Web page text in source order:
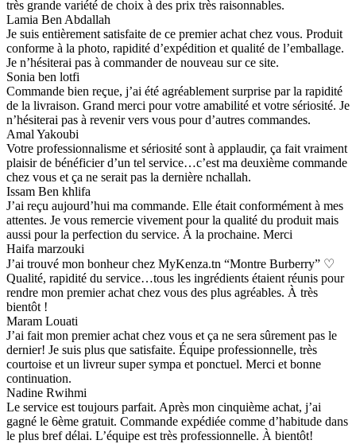
très grande variété de choix à des prix très raisonnables.
Lamia Ben Abdallah
Je suis entièrement satisfaite de ce premier achat chez vous. Produit
conforme à la photo, rapidité d’expédition et qualité de l’emballage.
Je n’hésiterai pas à commander de nouveau sur ce site.
Sonia ben lotfi
Commande bien reçue, j’ai été agréablement surprise par la rapidité
de la livraison. Grand merci pour votre amabilité et votre sériosité. Je
n’hésiterai pas à revenir vers vous pour d’autres commandes.
Amal Yakoubi
Votre professionnalisme et sériosité sont à applaudir, ça fait vraiment
plaisir de bénéficier d’un tel service…c’est ma deuxième commande
chez vous et ça ne serait pas la dernière nchallah.
Issam Ben khlifa
J’ai reçu aujourd’hui ma commande. Elle était conformément à mes
attentes. Je vous remercie vivement pour la qualité du produit mais
aussi pour la perfection du service. À la prochaine. Merci
Haifa marzouki
J’ai trouvé mon bonheur chez MyKenza.tn “Montre Burberry” ♡
Qualité, rapidité du service…tous les ingrédients étaient réunis pour
rendre mon premier achat chez vous des plus agréables. À très
bientôt !
Maram Louati
J’ai fait mon premier achat chez vous et ça ne sera sûrement pas le
dernier! Je suis plus que satisfaite. Équipe professionnelle, très
courtoise et un livreur super sympa et ponctuel. Merci et bonne
continuation.
Nadine Rwihmi
Le service est toujours parfait. Après mon cinquième achat, j’ai
gagné le 6ème gratuit. Commande expédiée comme d’habitude dans
le plus bref délai. L’équipe est très professionnelle. À bientôt!